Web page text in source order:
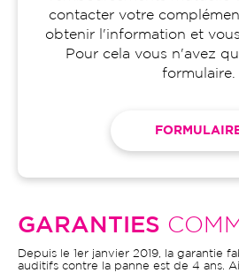
contacter votre
obtenir l'information et
Pour cela vous n'avez
formulaire.
GARANTIES
Depuis le 1er janvier 2019, la garantie
auditifs contre la panne est de 4 ans.